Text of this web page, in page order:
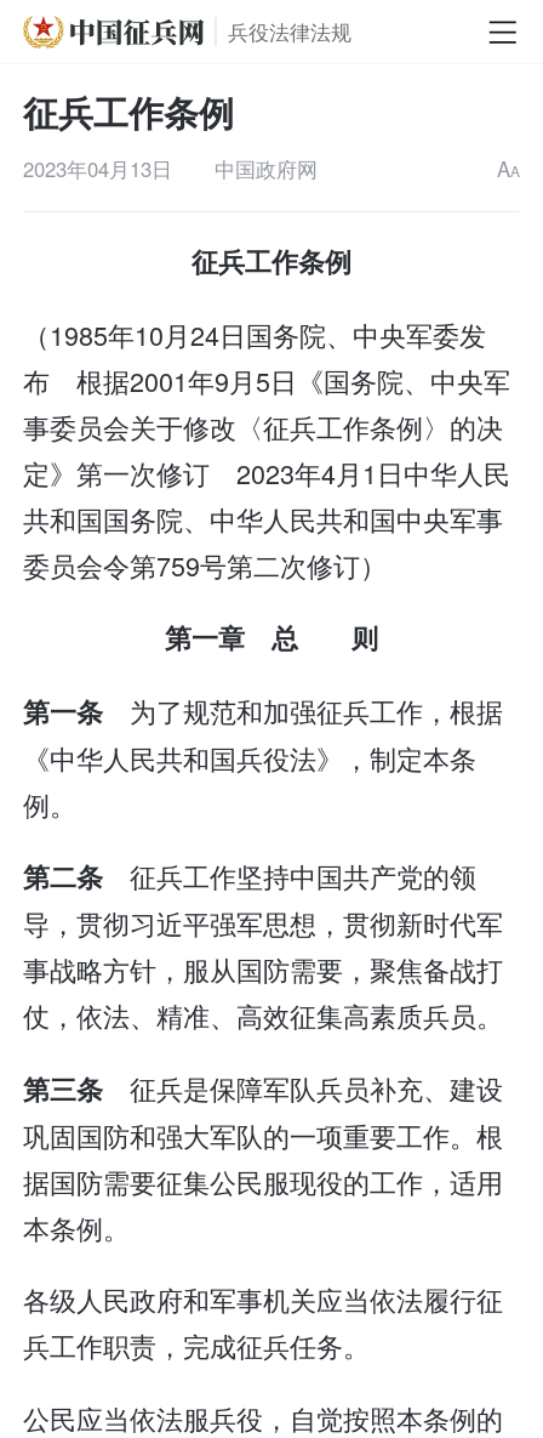
兵役法律法规
征兵工作条例
2023年04月13日 中国政府网 AA
征兵工作条例
（1985年10月24日国务院、中央军委发
布 根据2001年9月5日《国务院、中央军
事委员会关于修改〈征兵工作条例〉的决
定》第一次修订 2023年4月1日中华人民
共和国国务院、中华人民共和国中央军事
委员会令第759号第二次修订）
第一章 总 则
第一条 为了规范和加强征兵工作，根据
《中华人民共和国兵役法》，制定本条
例。
第二条 征兵工作坚持中国共产党的领
导，贯彻习近平强军思想，贯彻新时代军
事战略方针，服从国防需要，聚焦备战打
仗，依法、精准、高效征集高素质兵员。
第三条 征兵是保障军队兵员补充、建设
巩固国防和强大军队的一项重要工作。根
据国防需要征集公民服现役的工作，适用
本条例。
各级人民政府和军事机关应当依法履行征
兵工作职责，完成征兵任务。
公民应当依法服兵役，自觉按照本条例的